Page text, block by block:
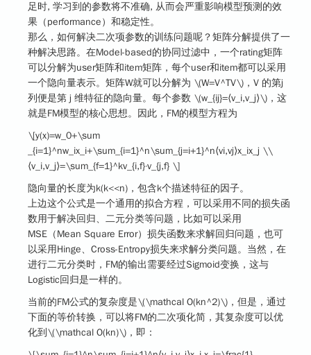
足时, 学习到的参数将不准确, 从而会严重影响模型预测的效
果（performance）和稳定性。
那么，如何解决二次项参数的训练问题呢？矩阵分解提供了一
种解决思路。在Model-based的协同过滤中，一个rating矩阵
可以分解为user矩阵和item矩阵，每个user和item都可以采用
一个隐向量表示。矩阵W就可以分解为 \(W=V^TV\) ，V 的第j
列便是第 j 维特征的隐向量。每个参数 \(w_{ij}=⟨v_i,v_j⟩\) ，这
就是FM模型的核心思想。因此，FM的模型方程为
\[y(x)=w_0+\sum
_{i=1}^nw_ix_i+\sum_{i=1}^n\sum_{j=i+1}^n⟨vi,vj⟩x_ix_j \\
⟨v_i,v_j⟩=\sum_{f=1}^kv_{i,f}·v_{j,f} \]
隐向量的长度为k(k<<n)，包含k个描述特征的因子。
上边这个公式是一个通用的拟合方程，可以采用不同的损失函
数用于解决回归、二元分类等问题，比如可以采用
MSE（Mean Square Error）损失函数来求解回归问题，也可
以采用Hinge、Cross-Entropy损失来求解分类问题。当然，在
进行二元分类时，FM的输出需要经过Sigmoid变换，这与
Logistic回归是一样的。
当前的FM公式的复杂度是\(\mathcal O(kn^2)\) ，但是，通过
下面的等价转换，可以将FM的二次项化简，其复杂度可以优
化到\(\mathcal O(kn)\) ，即：